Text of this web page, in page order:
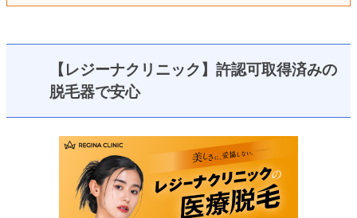
【レジーナクリニック】許認可取得済みの
脱毛器で安心